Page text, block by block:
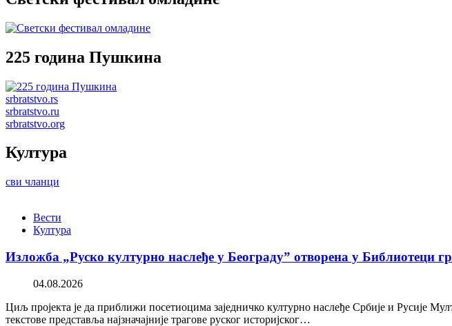
225 година Пушкина
srbratstvo.rs
srbratstvo.ru
srbratstvo.org
Култура
сви чланци
Вести
Култура
Изложба „Руско културно наслеђе у Београду” отворена у Библиотеци
04.08.2026
Циљ пројекта је да приближи посетиоцима заједничко културно наслеђе Србије и Русије
текстове представља најзначајније трагове руског историјског…